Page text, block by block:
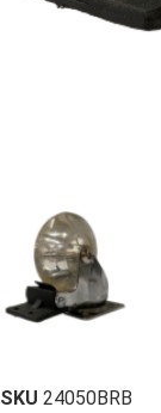
SKU 24050BRB